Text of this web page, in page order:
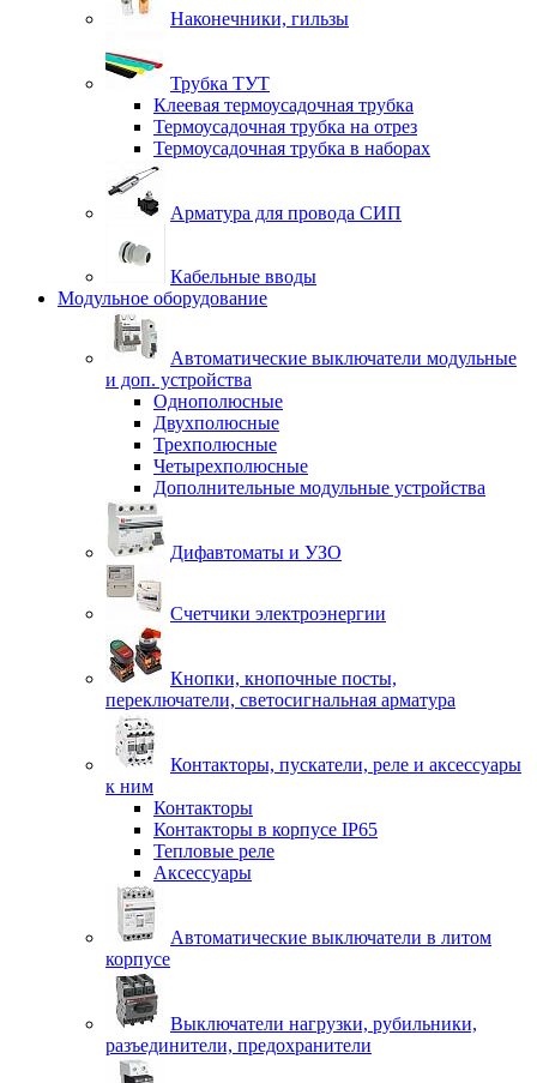
Наконечники, гильзы
Трубка ТУТ
Клеевая термоусадочная трубка
Термоусадочная трубка на отрез
Термоусадочная трубка в наборах
Арматура для провода СИП
Кабельные вводы
Модульное оборудование
Автоматические выключатели модульные
и доп. устройства
Однополюсные
Двухполюсные
Трехполюсные
Четырехполюсные
Дополнительные модульные устройства
Дифавтоматы и УЗО
Счетчики электроэнергии
Кнопки, кнопочные посты,
переключатели, светосигнальная арматура
Контакторы, пускатели, реле и аксессуары
к ним
Контакторы
Контакторы в корпусе IP65
Тепловые реле
Аксессуары
Автоматические выключатели в литом
корпусе
Выключатели нагрузки, рубильники,
разъединители, предохранители